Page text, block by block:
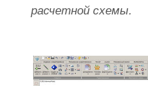
расчетной схемы.